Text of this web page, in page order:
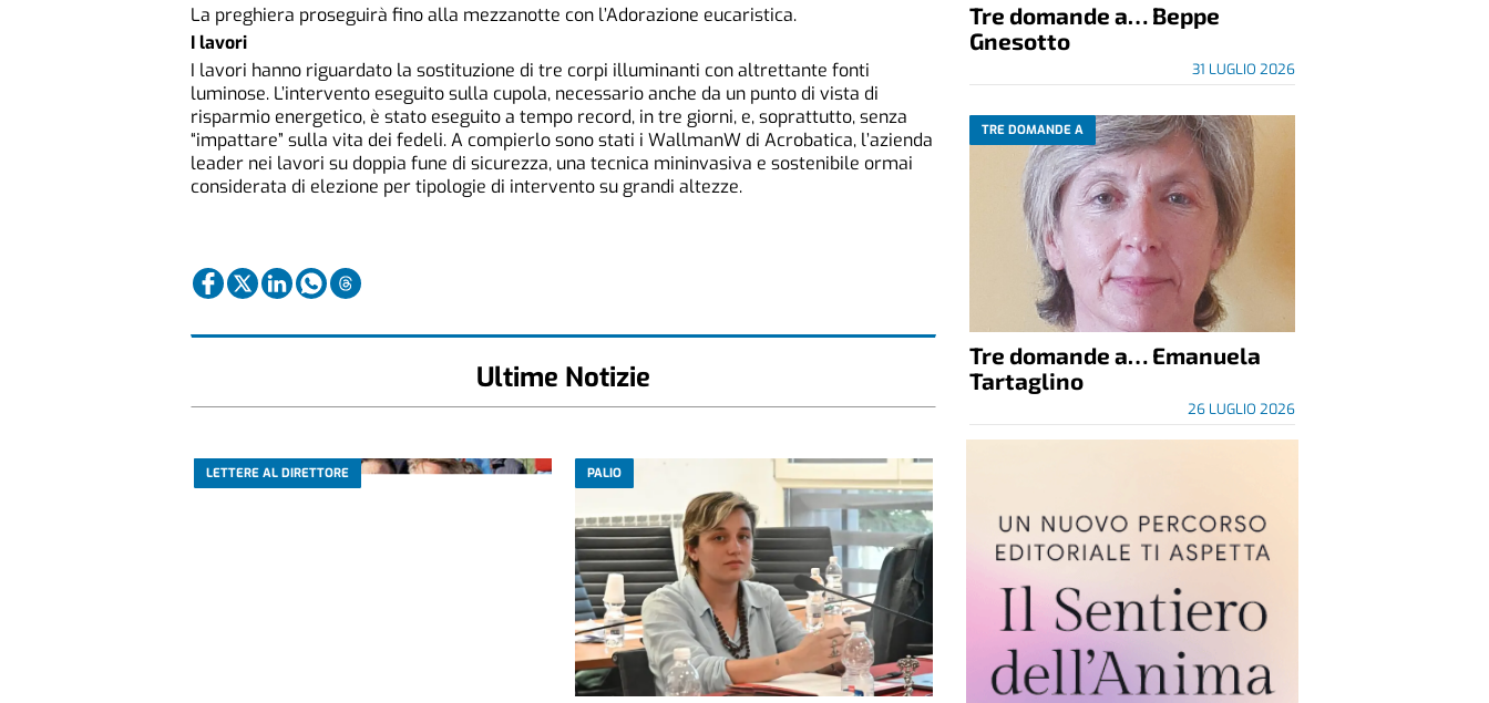
La preghiera proseguirà fino alla mezzanotte con l’Adorazione eucaristica.
I lavori
I lavori hanno riguardato la sostituzione di tre corpi illuminanti con altrettante fonti
luminose. L’intervento eseguito sulla cupola, necessario anche da un punto di vista di
risparmio energetico, è stato eseguito a tempo record, in tre giorni, e, soprattutto, senza
“impattare” sulla vita dei fedeli. A compierlo sono stati i WallmanW di Acrobatica, l’azienda
leader nei lavori su doppia fune di sicurezza, una tecnica mininvasiva e sostenibile ormai
considerata di elezione per tipologie di intervento su grandi altezze.
Ultime Notizie
LETTERE AL DIRETTORE PALIO
Tre domande a… Beppe
Gnesotto
31 LUGLIO 2026
TRE DOMANDE A
Tre domande a… Emanuela
Tartaglino
26 LUGLIO 2026